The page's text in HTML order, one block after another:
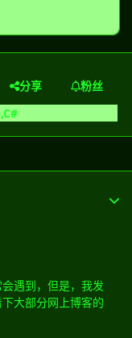
分享
粉丝
遇到，但是，我发
大部分网上博客的